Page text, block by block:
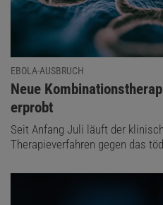
EBOLA-AUSBRUCH
:
Neue
erprobt
Seit Anfang Juli läuft der
Therapieverfahren gegen das